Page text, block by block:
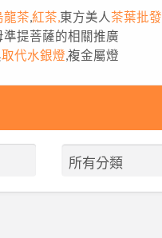
龍茶 紅茶, 東方美人 茶葉批發
準提菩薩的相關推廣
取代水銀燈 ,複金屬燈